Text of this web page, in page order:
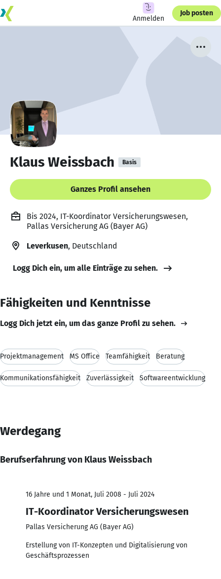
Anmelden
Job posten
Klaus Weissbach Basis
Ganzes Profil ansehen
Bis 2024, IT-Koordinator Versicherungswesen,
Pallas Versicherung AG (Bayer AG)
Leverkusen, Deutschland
Logg Dich ein, um alle Einträge zu sehen.
Fähigkeiten und Kenntnisse
Logg Dich jetzt ein, um das ganze Profil zu sehen.
Projektmanagement MS Office Teamfähigkeit Beratung
Kommunikationsfähigkeit Zuverlässigkeit Softwareentwicklung
Werdegang
Berufserfahrung von Klaus Weissbach
16 Jahre und 1 Monat, Juli 2008 - Juli 2024
IT-Koordinator Versicherungswesen
Pallas Versicherung AG (Bayer AG)
Erstellung von IT-Konzepten und Digitalisierung von
Geschäftsprozessen